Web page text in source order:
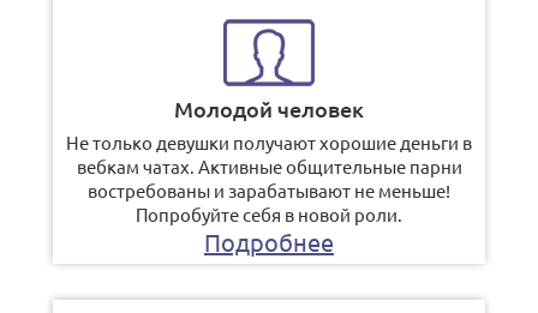
Молодой человек
Не только девушки получают хорошие деньги в
вебкам чатах. Активные общительные парни
востребованы и зарабатывают не меньше!
Попробуйте себя в новой роли.
Подробнее